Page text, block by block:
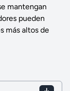
mantengan
pueden
más altos de